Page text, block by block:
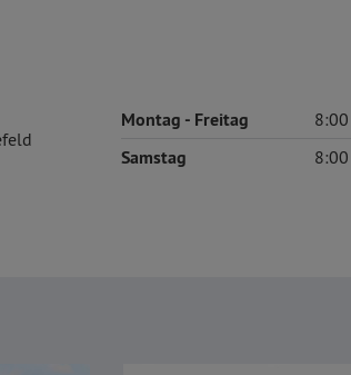
Montag - Freitag 8:00
Samstag 8:00